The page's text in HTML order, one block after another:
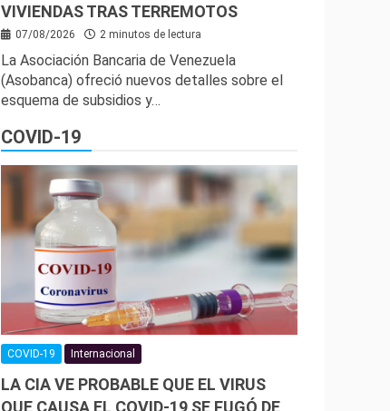
VIVIENDAS TRAS TERREMOTOS
07/08/2026 2 minutos de lectura
La Asociación Bancaria de Venezuela
(Asobanca) ofreció nuevos detalles sobre el
esquema de subsidios y…
COVID-19
COVID-19 Internacional
LA CIA VE PROBABLE QUE EL VIRUS